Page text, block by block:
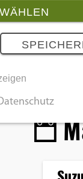
43
53